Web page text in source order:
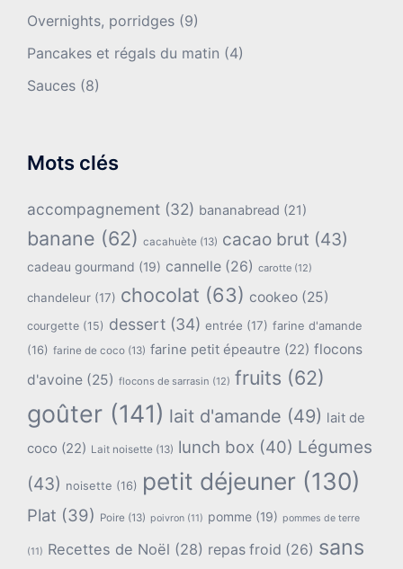
Overnights, porridges (9)
Pancakes et régals du matin (4)
Sauces (8)
Mots clés
accompagnement (32) bananabread (21)
banane (62) cacahuète (13) cacao brut (43)
cadeau gourmand (19) cannelle (26) carotte (12)
chandeleur (17) chocolat (63) cookeo (25)
courgette (15) dessert (34) entrée (17) farine d'amande
(16) farine de coco (13) farine petit épeautre (22) flocons
d'avoine (25) flocons de sarrasin (12) fruits (62)
goûter (141) lait d'amande (49) lait de
coco (22) Lait noisette (13) lunch box (40) Légumes
(43) noisette (16) petit déjeuner (130)
Plat (39) Poire (13) poivron (11) pomme (19) pommes de terre
(11) Recettes de Noël (28) repas froid (26) sans